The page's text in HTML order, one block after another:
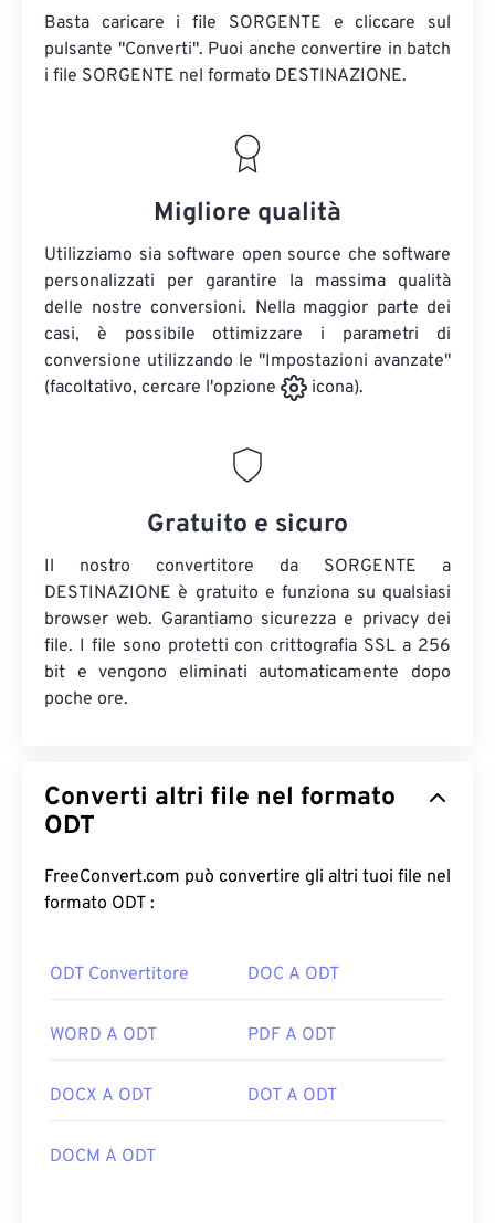
Basta caricare i file SORGENTE e cliccare sul
pulsante "Converti". Puoi anche convertire in batch
i file SORGENTE nel formato DESTINAZIONE.
Migliore qualità
Utilizziamo sia software open source che software
personalizzati per garantire la massima qualità
delle nostre conversioni. Nella maggior parte dei
casi, è possibile ottimizzare i parametri di
conversione utilizzando le "Impostazioni avanzate"
(facoltativo, cercare l'opzione
icona).
Gratuito e sicuro
Il nostro convertitore da SORGENTE a
DESTINAZIONE è gratuito e funziona su qualsiasi
browser web. Garantiamo sicurezza e privacy dei
file. I file sono protetti con crittografia SSL a 256
bit e vengono eliminati automaticamente dopo
poche ore.
Converti altri file nel formato
ODT
FreeConvert.com può convertire gli altri tuoi file nel
formato ODT :
ODT Convertitore DOC A ODT
WORD A ODT PDF A ODT
DOCX A ODT DOT A ODT
DOCM A ODT